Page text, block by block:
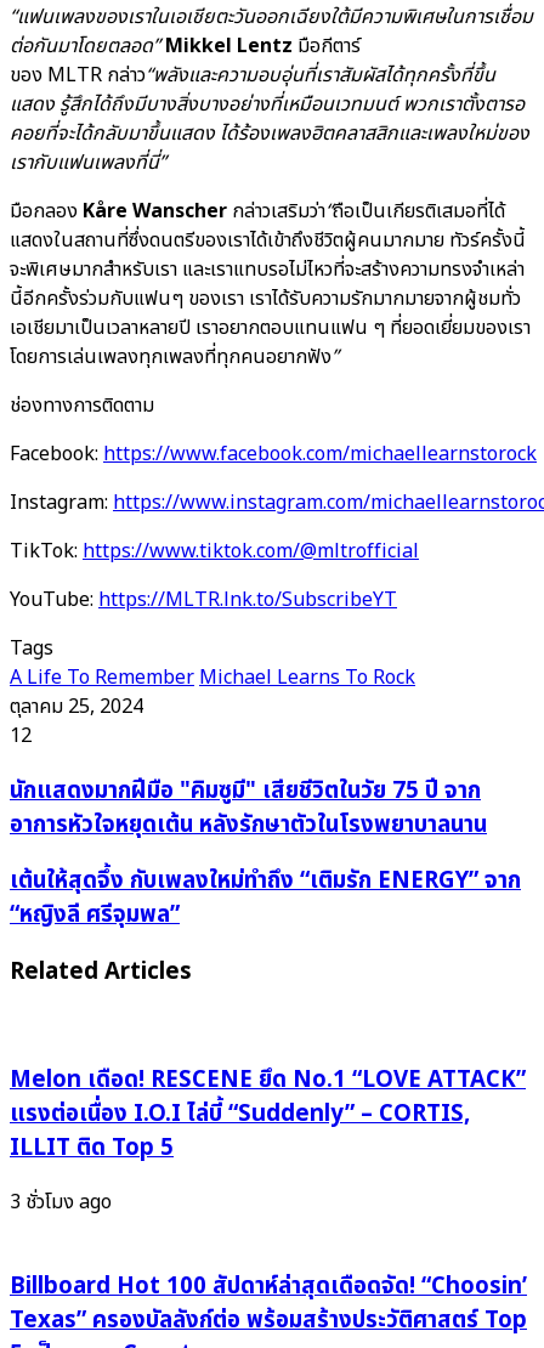
“แฟนเพลงของเราในเอเชียตะวันออกเฉียงใต้มีความพิเศษในการเชื่อม
ต่อกันมาโดยตลอด” Mikkel Lentz มือกีตาร์
ของ MLTR กล่าว“พลังและความอบอุ่นที่เราสัมผัสได้ทุกครั้งที่ขึ้น
แสดง รู้สึกได้ถึงมีบางสิ่งบางอย่างที่เหมือนเวทมนต์ พวกเราตั้งตารอ
คอยที่จะได้กลับมาขึ้นแสดง ได้ร้องเพลงฮิตคลาสสิกและเพลงใหม่ของ
เรากับแฟนเพลงที่นี่”
มือกลอง Kåre Wanscher กล่าวเสริมว่า“ถือเป็นเกียรติเสมอที่ได้
แสดงในสถานที่ซึ่งดนตรีของเราได้เข้าถึงชีวิตผู้คนมากมาย ทัวร์ครั้งนี้
จะพิเศษมากสำหรับเรา และเราแทบรอไม่ไหวที่จะสร้างความทรงจำเหล่า
นี้อีกครั้งร่วมกับแฟนๆ ของเรา เราได้รับความรักมากมายจากผู้ชมทั่ว
เอเชียมาเป็นเวลาหลายปี เราอยากตอบแทนแฟน ๆ ที่ยอดเยี่ยมของเรา
โดยการเล่นเพลงทุกเพลงที่ทุกคนอยากฟัง”
ช่องทางการติดตาม
Facebook: https://www.facebook.com/michaellearnstorock
Instagram: https://www.instagram.com/
TikTok: https://www.tiktok.com/@mltrofficial
YouTube: https://MLTR.lnk.to/SubscribeYT
Tags
A Life To RememberMichael Learns To Rock
ตุลาคม 25, 2024
12
นัก
แสดง
ฝีมือ
"คิม
ซูมี"
เสีย
75
ปี
จาก
อาการ
หัวใจ
หลัง
รักษา
ตัว
นักแสดงมากฝีมือ "คิมซูมี" เสียชีวิตในวัย 75 ปี จาก
อาการหัวใจหยุดเต้น หลังรักษาตัวในโรงพยาบาลนาน
เต้น
ให้
จึ้ง กับ
ถึง “เติม
รัก ENERGY” จาก
“หญิง
ศรี
เต้นให้สุดจึ้ง กับเพลงใหม่ทำถึง “เติมรัก ENERGY” จาก
“หญิงลี ศรีจุมพล”
Related Articles
Melon เดือด! RESCENE ยึด No.1 “LOVE ATTACK”
แรงต่อเนื่อง I.O.I ไล่บี้ “Suddenly” – CORTIS,
ILLIT ติด Top 5
3 ชั่วโมง ago
Billboard Hot 100 สัปดาห์ล่าสุดเดือดจัด! “Choosin’
Texas” ครองบัลลังก์ต่อ พร้อมสร้างประวัติศาสตร์ Top